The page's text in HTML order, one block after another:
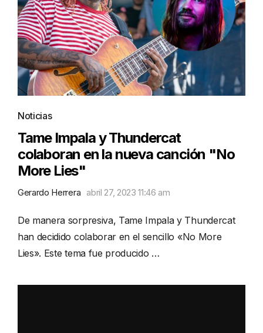
Noticias
Tame Impala y Thundercat
colaboran en la nueva canción "No
More Lies"
Gerardo Herrera abril 27, 2023 11:46 am
De manera sorpresiva, Tame Impala y Thundercat
han decidido colaborar en el sencillo «No More
Lies». Este tema fue producido …